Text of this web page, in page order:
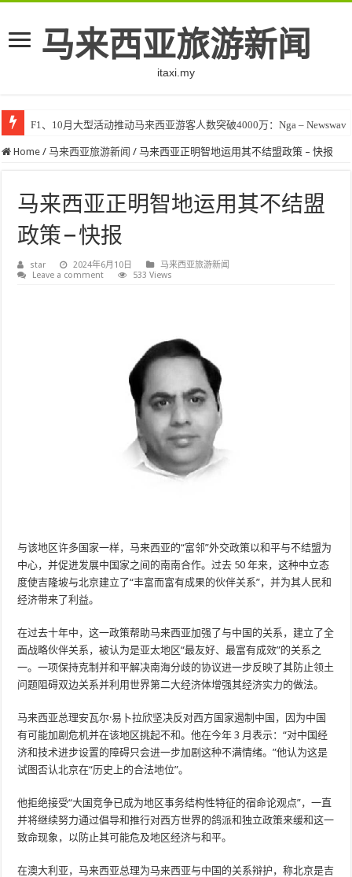
马来西亚旅游新闻
itaxi.my
F1、10月大型活动推动马来西亚游客人数突破4000万：Nga – Newswav
Home / 马来西亚旅游新闻 / 马来西亚正明智地运用其不结盟政策 – 快报
马来西亚正明智地运用其不结盟
政策 – 快报
star 2024年6月10日
马来西亚旅游新闻
Leave a comment
533 Views
与该地区许多国家一样，马来西亚的“富邻”外交政策以和平与不结盟为
中心，并促进发展中国家之间的南南合作。过去 50 年来，这种中立态
度使吉隆坡与北京建立了“丰富而富有成果的伙伴关系”，并为其人民和
经济带来了利益。
在过去十年中，这一政策帮助马来西亚加强了与中国的关系，建立了全
面战略伙伴关系，被认为是亚太地区“最友好、最富有成效”的关系之
一。一项保持克制并和平解决南海分歧的协议进一步反映了其防止领土
问题阻碍双边关系并利用世界第二大经济体增强其经济实力的做法。
马来西亚总理安瓦尔·易卜拉欣坚决反对西方国家遏制中国，因为中国
有可能加剧危机并在该地区挑起不和。他在今年 3 月表示：“对中国经
济和技术进步设置的障碍只会进一步加剧这种不满情绪。”他认为这是
试图否认北京在“历史上的合法地位”。
他拒绝接受“大国竞争已成为地区事务结构性特征的宿命论观点”，一直
并将继续努力通过倡导和推行对西方世界的鸽派和独立政策来缓和这一
致命现象，以防止其可能危及地区经济与和平。
在澳大利亚，马来西亚总理为马来西亚与中国的关系辩护，称北京是吉